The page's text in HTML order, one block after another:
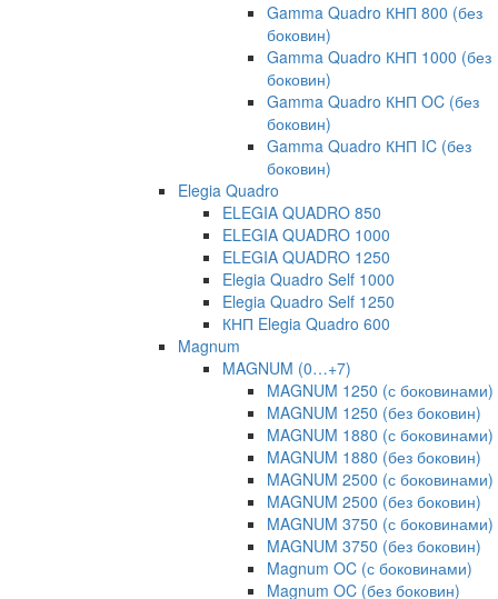
Gamma Quadro КНП 800 (без
боковин)
Gamma Quadro КНП 1000 (без
боковин)
Gamma Quadro КНП OC (без
боковин)
Gamma Quadro КНП IC (без
боковин)
Elegia Quadro
ELEGIA QUADRO 850
ELEGIA QUADRO 1000
ELEGIA QUADRO 1250
Elegia Quadro Self 1000
Elegia Quadro Self 1250
КНП Elegia Quadro 600
Magnum
MAGNUM (0…+7)
MAGNUM 1250 (с боковинами)
MAGNUM 1250 (без боковин)
MAGNUM 1880 (с боковинами)
MAGNUM 1880 (без боковин)
MAGNUM 2500 (с боковинами)
MAGNUM 2500 (без боковин)
MAGNUM 3750 (с боковинами)
MAGNUM 3750 (без боковин)
Magnum OC (с боковинами)
Magnum OC (без боковин)